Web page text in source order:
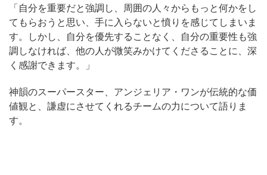
「自分を重要だと強調し、周囲の人々からもっと何かをし
てもらおうと思い、手に入らないと憤りを感じてしまいま
す。しかし、自分を優先することなく、自分の重要性も強
調しなければ、他の人が微笑みかけてくださることに、深
く感謝できます。」
神韻のスーパースター、アンジェリア・ワンが伝統的な価
値観と、謙虚にさせてくれるチームの力について語りま
す。